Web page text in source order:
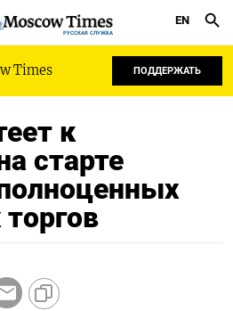
РУССКАЯ СЛУЖБА
EN
Times ПОДДЕРЖАТЬ
к
старте